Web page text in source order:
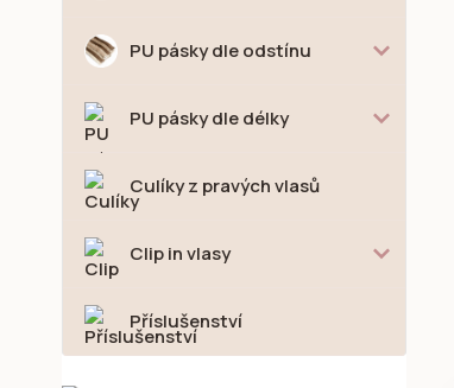
PU pásky dle odstínu
PU pásky dle délky
Culíky z pravých vlasů
Clip in vlasy
Příslušenství